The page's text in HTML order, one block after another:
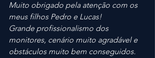
Muito obrigado pela atenção com os
meus filhos Pedro e Lucas!
Grande profissionalismo dos
monitores, cenário muito agradável e
obstáculos muito bem conseguidos.